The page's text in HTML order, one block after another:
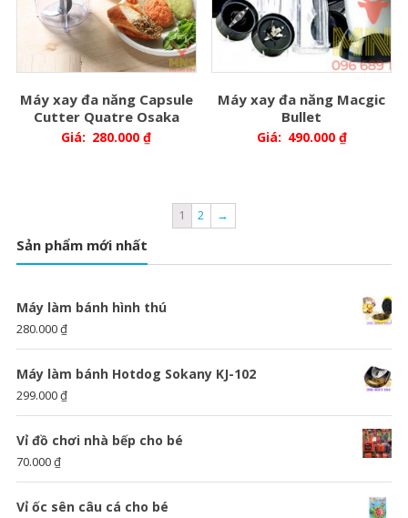
Máy xay đa năng Capsule
Cutter Quatre Osaka
Giá: 280.000₫
Máy xay đa năng Macgic
Bullet
Giá: 490.000 ₫
1 2 →
Sản phẩm mới nhất
Máy làm bánh hình thú
280.000₫
Máy làm bánh Hotdog Sokany KJ-102
299.000₫
Vỉ đồ chơi nhà bếp cho bé
70.000₫
Vỉ ốc sên câu cá cho bé